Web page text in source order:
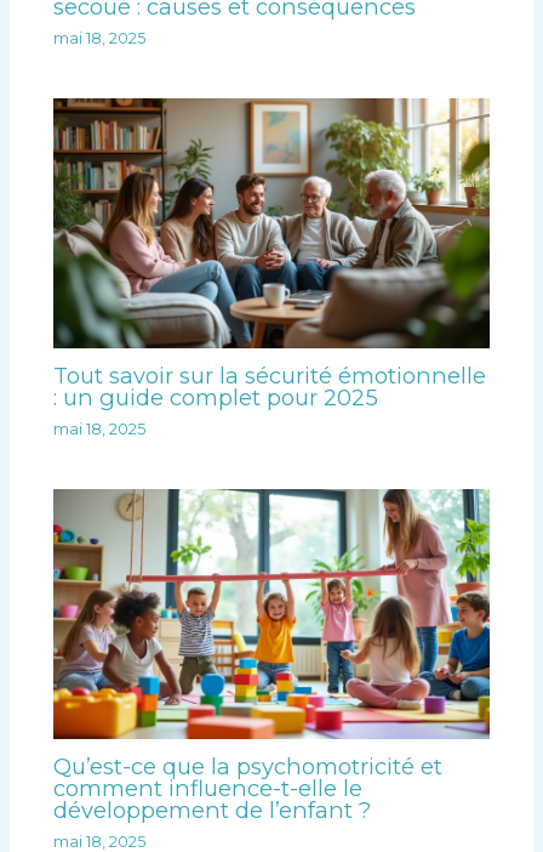
secoué : causes et conséquences
mai 18, 2025
Tout savoir sur la sécurité émotionnelle
: un guide complet pour 2025
mai 18, 2025
Qu’est-ce que la psychomotricité et
comment influence-t-elle le
développement de l’enfant ?
mai 18, 2025